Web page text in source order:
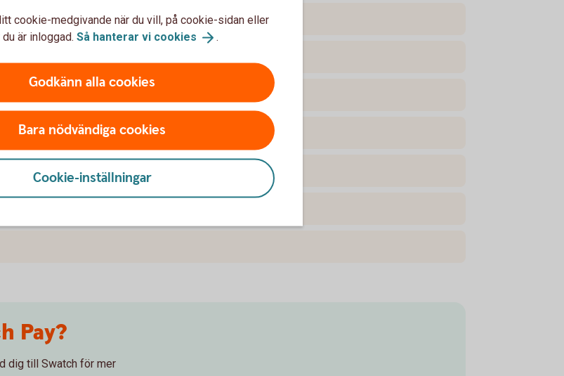
handlar med Swatch Pay?
Pay?
dig till Swatch för mer
cookie-medgivande när du vill, på cookie-sidan eller
är inloggad. Så hanterar vi cookies .
Godkänn alla cookies
Bara nödvändiga cookies
Cookie-inställningar